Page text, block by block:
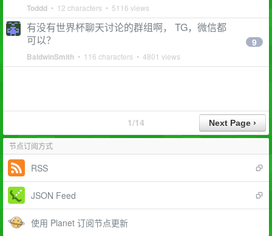
Toddd • 12 characters • 5116 views
有没有世界杯聊天讨论的群组啊， TG，微信都
可以？
BaldwinSmith • 116 characters • 4801 views
9
1/14
节点订阅方式
RSS
JSON Feed
使用 Planet 订阅节点更新